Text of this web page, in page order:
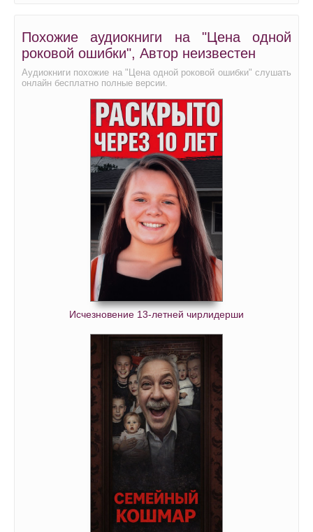
Похожие аудиокниги на "Цена одной
роковой ошибки", Автор неизвестен
Аудиокниги похожие на "Цена одной роковой ошибки" слушать
онлайн бесплатно полные версии.
Исчезновение 13-летней чирлидерши